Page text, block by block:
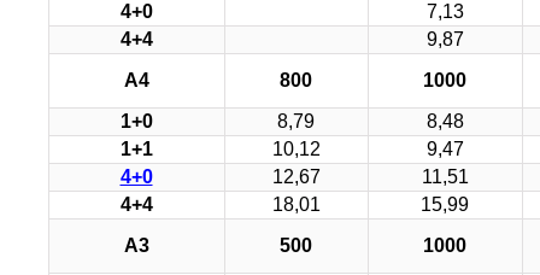
4+0
7,13
4+4
9,87
А4
800
1000
1+0
8,79
8,48
1+1
10,12
9,47
4+0
12,67
11,51
4+4
18,01
15,99
А3
500
1000